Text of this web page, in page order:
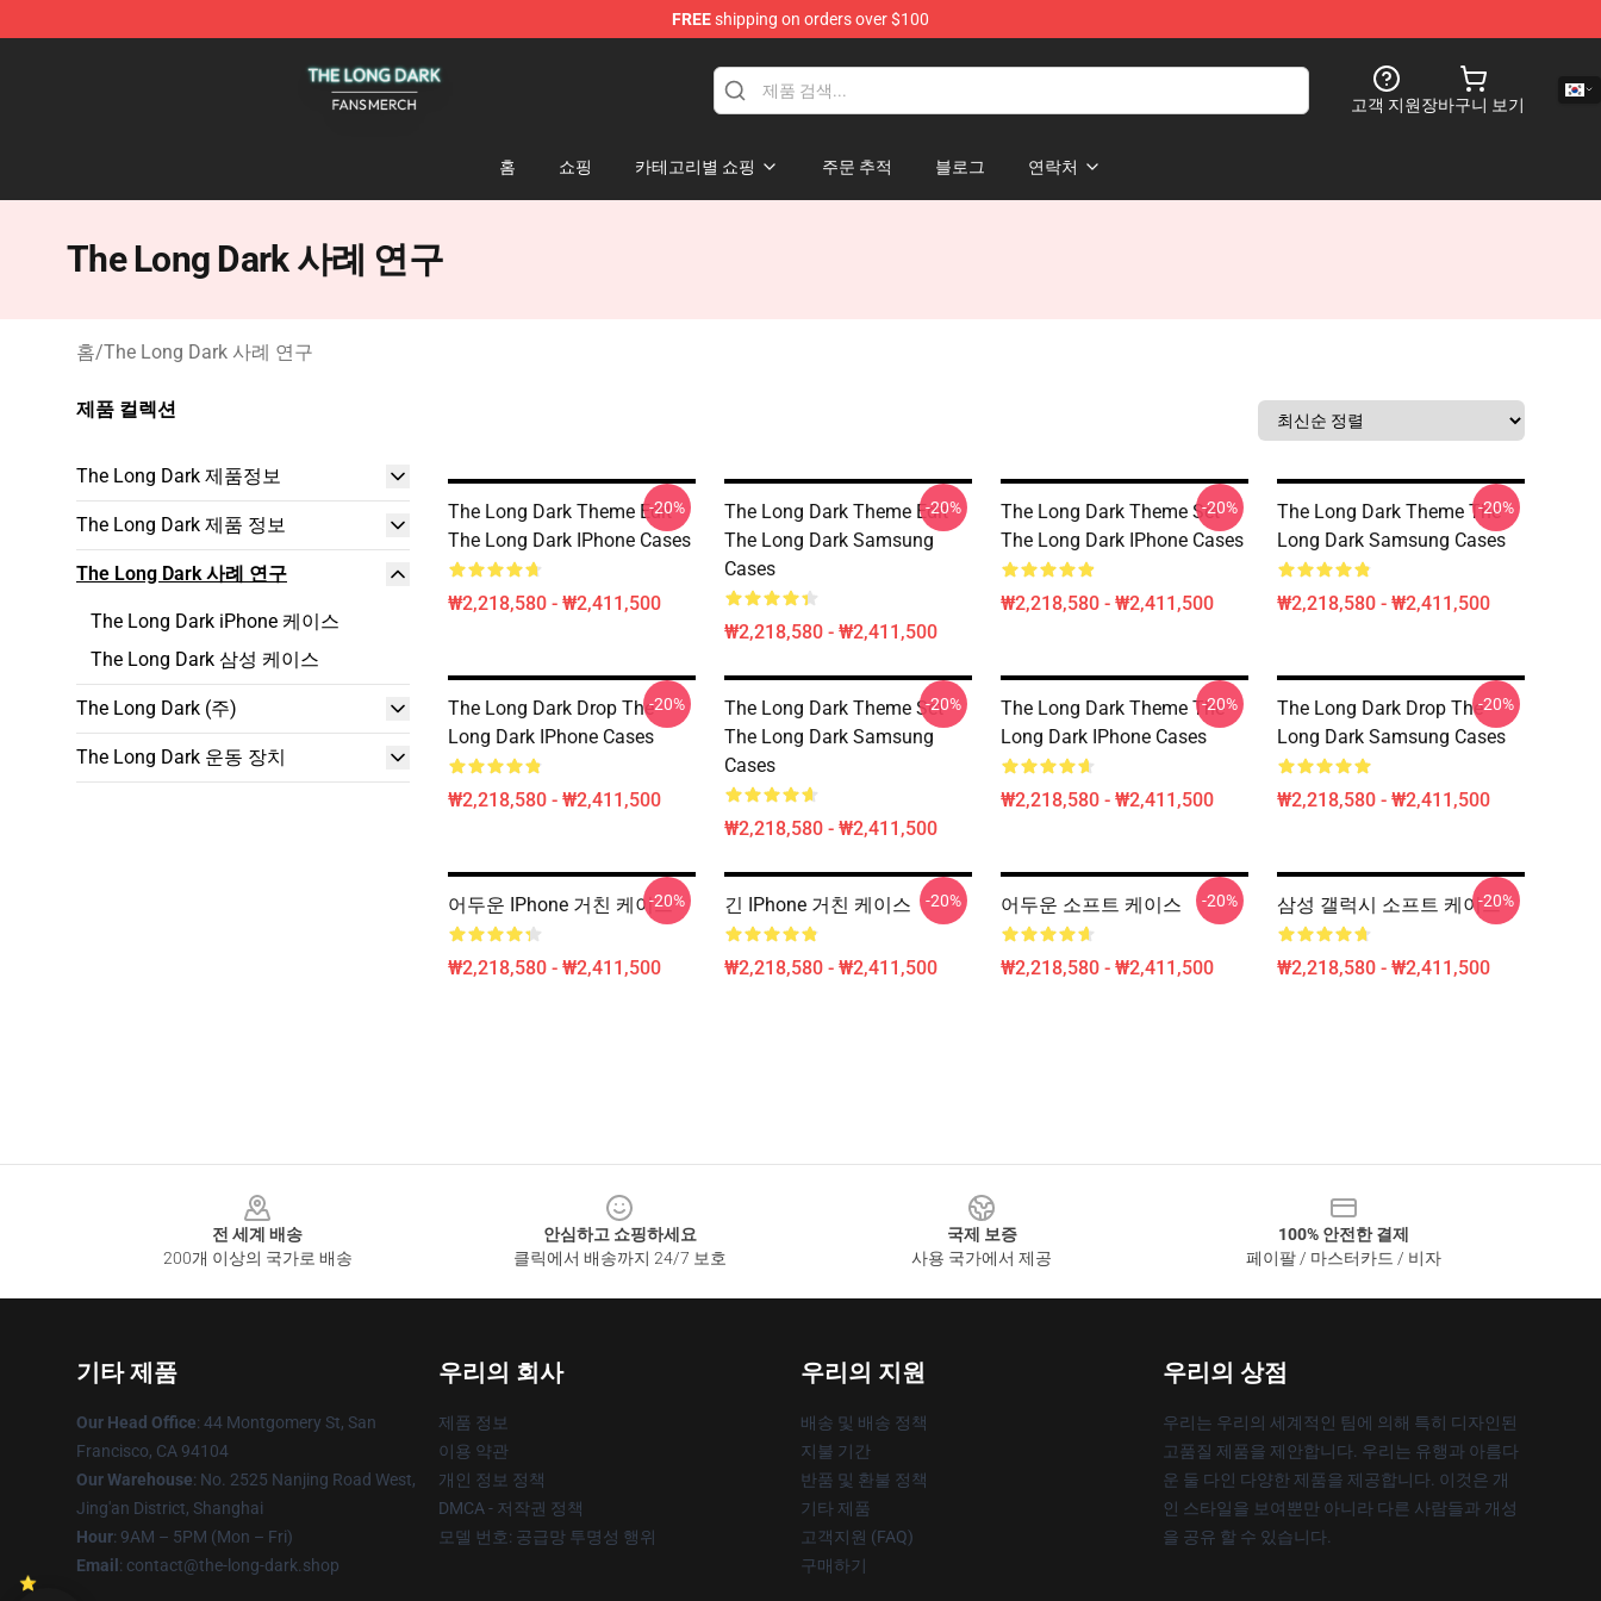
FREEshipping on orders over $100
고객 지원장바구니 보기
홈 쇼핑 카테고리별 쇼핑 주문 추적 블로그 연락처
The Long Dark 사례 연구
홈/The Long Dark 사례 연구
제품 컬렉션
The Long Dark 제품정보
The Long Dark 제품 정보
The Long Dark 사례 연구
The Long Dark iPhone 케이스
The Long Dark 삼성 케이스
The Long Dark (주)
The Long Dark 운동 장치
The Long Dark Theme Edit
The Long Dark IPhone Cases
₩2,218,580 - ₩2,411,500
-20%
The Long Dark Theme Edit
The Long Dark Samsung
Cases
₩2,218,580 - ₩2,411,500
-20%
The Long Dark Theme Set
The Long Dark IPhone Cases
₩2,218,580 - ₩2,411,500
-20%
The Long Dark Theme The
Long Dark Samsung Cases
₩2,218,580 - ₩2,411,500
-20%
The Long Dark Drop The
Long Dark IPhone Cases
₩2,218,580 - ₩2,411,500
-20%
The Long Dark Theme Set
The Long Dark Samsung
Cases
₩2,218,580 - ₩2,411,500
-20%
The Long Dark Theme The
Long Dark IPhone Cases
₩2,218,580 - ₩2,411,500
-20%
The Long Dark Drop The
Long Dark Samsung Cases
₩2,218,580 - ₩2,411,500
-20%
어두운 IPhone 거친 케이스
₩2,218,580 - ₩2,411,500
-20% 긴 IPhone 거친 케이스
₩2,218,580 - ₩2,411,500
-20% 어두운 소프트 케이스
₩2,218,580 - ₩2,411,500
-20% 삼성 갤럭시 소프트 케이스
₩2,218,580 - ₩2,411,500
-20%
전 세계 배송
200개 이상의 국가로 배송
안심하고 쇼핑하세요
클릭에서 배송까지 24/7 보호
국제 보증
사용 국가에서 제공
100% 안전한 결제
페이팔 / 마스터카드 / 비자
기타 제품
Our Head Office: 44 Montgomery St, San
Francisco, CA 94104
Our Warehouse: No. 2525 Nanjing Road West,
Jing'an District, Shanghai
Hour: 9AM – 5PM (Mon – Fri)
Email : contact@the-long-dark.shop
우리의 회사
제품 정보
이용 약관
개인 정보 정책
DMCA - 저작권 정책
모델 번호: 공급망 투명성 행위
우리의 지원
배송 및 배송 정책
지불 기간
반품 및 환불 정책
기타 제품
고객지원 (FAQ)
구매하기
우리의 상점
우리는 우리의 세계적인 팀에 의해 특히 디자인된
고품질 제품을 제안합니다. 우리는 유행과 아름다
운 둘 다인 다양한 제품을 제공합니다. 이것은 개
인 스타일을 보여뿐만 아니라 다른 사람들과 개성
을 공유 할 수 있습니다.